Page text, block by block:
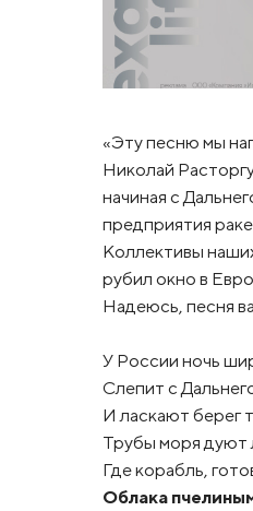
«Эту песню мы
Николай
начиная с
предприятия
Коллективы
рубил окно в
Надеюсь, песня
У России ночь
Слепит с
И ласкают берег
Трубы моря дуют
Где корабль,
Облака